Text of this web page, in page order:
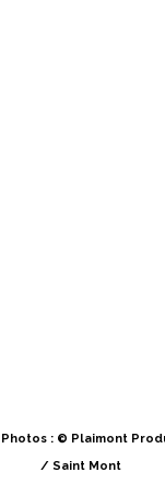
: © Plaimont
/ Saint Mont